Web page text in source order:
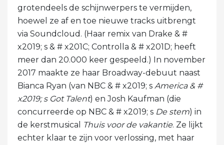
grotendeels de schijnwerpers te vermijden,
hoewel ze af en toe nieuwe tracks uitbrengt
via Soundcloud. (Haar remix van Drake & #
x2019; s & # x201C; Controlla & # x201D; heeft
meer dan 20.000 keer gespeeld.) In november
2017 maakte ze haar Broadway-debuut naast
Bianca Ryan (van NBC & # x2019; s America & #
x2019; s Got Talent) en Josh Kaufman (die
concurreerde op NBC & # x2019; s De stem) in
de kerstmusical
Thuis voor de vakantie. Ze lijkt
echter klaar te zijn voor verlossing, met haar